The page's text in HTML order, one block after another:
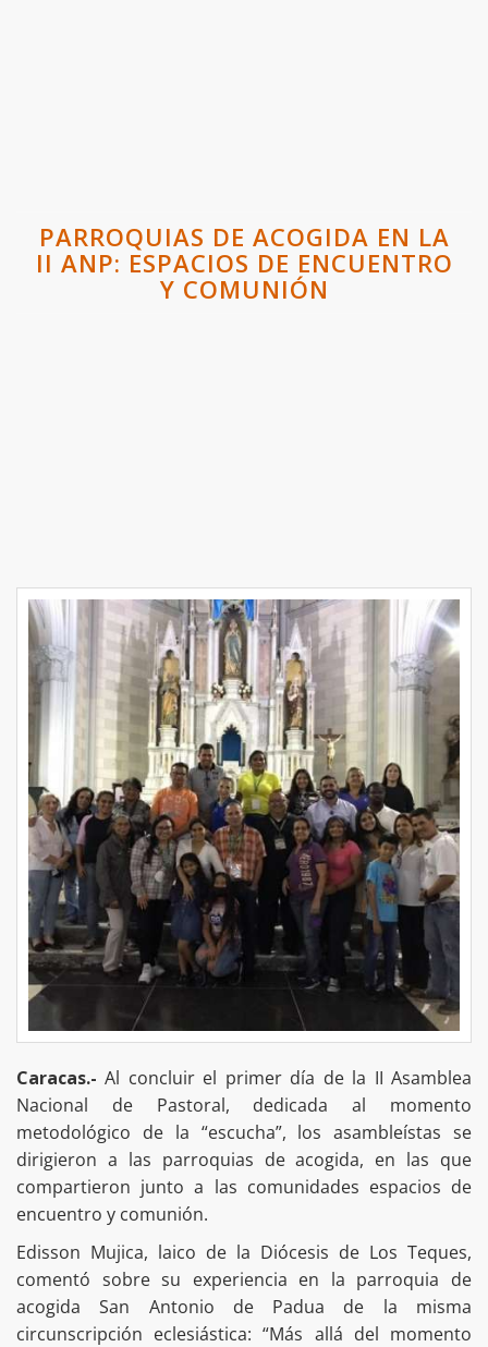
PARROQUIAS DE ACOGIDA EN LA
II ANP: ESPACIOS DE ENCUENTRO
Y COMUNIÓN
Caracas.- Al concluir el primer día de la II Asamblea
Nacional de Pastoral, dedicada al momento
metodológico de la “escucha”, los asambleístas se
dirigieron a las parroquias de acogida, en las que
compartieron junto a las comunidades espacios de
encuentro y comunión.
Edisson Mujica, laico de la Diócesis de Los Teques,
comentó sobre su experiencia en la parroquia de
acogida San Antonio de Padua de la misma
circunscripción eclesiástica: “Más allá del momento